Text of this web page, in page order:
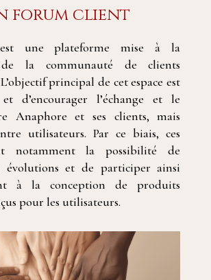
forum client
une plateforme mise à la
la communauté de clients
principal de cet espace est
d’encourager l’échange et le
Anaphore et ses clients, mais
utilisateurs. Par ce biais, ces
notamment la possibilité de
évolutions et de participer ainsi
à la conception de produits
pour les utilisateurs.